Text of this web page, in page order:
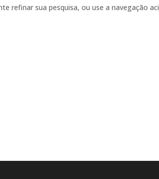
refinar sua pesquisa, ou use a navegação